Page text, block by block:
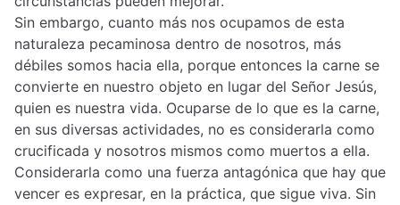
Sin embargo, cuanto más nos ocupamos de esta
naturaleza pecaminosa dentro de nosotros, más
débiles somos hacia ella, porque entonces la carne se
convierte en nuestro objeto en lugar del Señor Jesús,
quien es nuestra vida. Ocuparse de lo que es la carne,
en sus diversas actividades, no es considerarla como
crucificada y nosotros mismos como muertos a ella.
Considerarla como una fuerza antagónica que hay que
vencer es expresar, en la práctica, que sigue viva. Sin